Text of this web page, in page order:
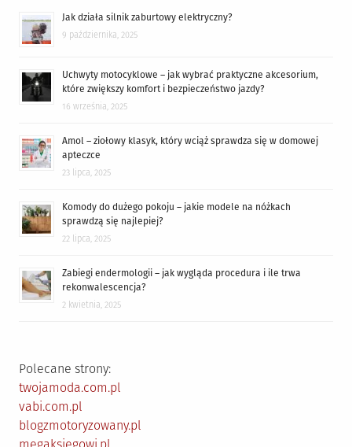
Jak działa silnik zaburtowy elektryczny?
9 października, 2025
Uchwyty motocyklowe – jak wybrać praktyczne akcesorium,
które zwiększy komfort i bezpieczeństwo jazdy?
16 września, 2025
Amol – ziołowy klasyk, który wciąż sprawdza się w domowej
apteczce
23 lipca, 2025
Komody do dużego pokoju – jakie modele na nóżkach
sprawdzą się najlepiej?
22 lipca, 2025
Zabiegi endermologii – jak wygląda procedura i ile trwa
rekonwalescencja?
2 kwietnia, 2025
Polecane strony:
twojamoda.com.pl
vabi.com.pl
blogzmotoryzowany.pl